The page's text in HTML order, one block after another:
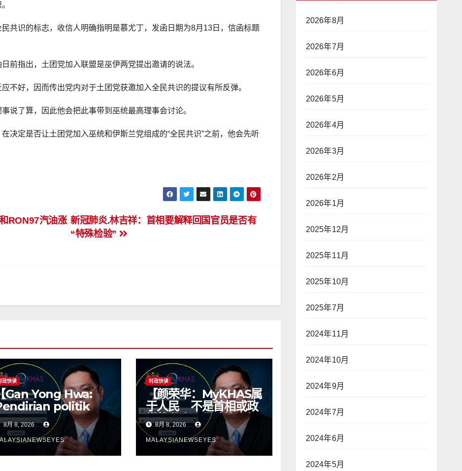
共识的标志，收信人明确指明是慕尤丁，发函日期为8月13日，信函标题
前指出，土团党加入联盟是巫伊两党提出邀请的说法。
不好，因而传出党内对于土团党获邀加入全民共识的提议有所反弹。
说了算，因此他会把此事带到巫统最高理事会讨论。
决定是否让土团党加入巫统和伊斯兰党组成的“全民共识”之前，他会先听
新冠肺炎.林吉祥：首相要解释回国官员是否有
“特殊检验”
RON97汽油涨
政快读
Gan Yong Hwa:
politik
seharusnya
kawasan;
asas
8月 8, 2026
时政快读
【颜荣华：MyKHAS属
于人民 不是首相或政
党的私人工具政治立场
不应决定选区资源 透
明制度才有健康政治】
8月 8, 2026
MALAYSIANEWSEYES
2026年8月
2026年7月
2026年6月
2026年5月
2026年4月
2026年3月
2026年2月
2026年1月
2025年12月
2025年11月
2025年10月
2025年7月
2024年11月
2024年10月
2024年9月
2024年7月
2024年6月
2024年5月